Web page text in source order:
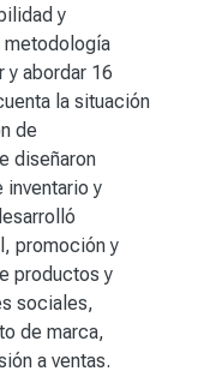
y
metodología
y abordar 16
la situación
de
diseñaron
inventario y
promoción y
productos y
sociales,
de marca,
a ventas.